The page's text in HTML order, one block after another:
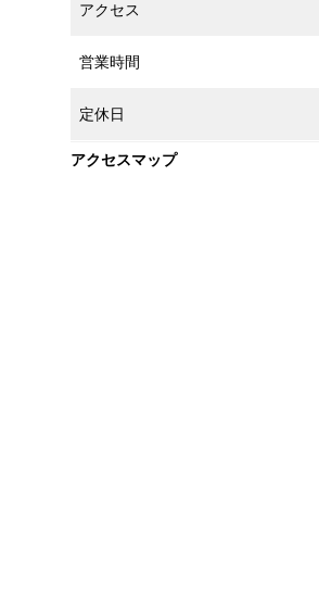
アクセス
営業時間
定休日
アクセスマップ